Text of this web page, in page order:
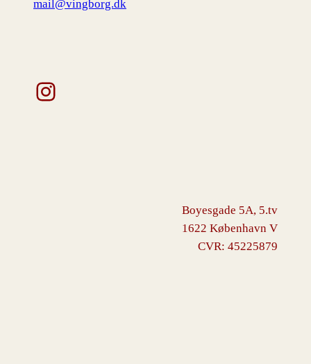
mail@vingborg.dk
Instagram
Boyesgade 5A, 5.tv
1622 København V
CVR: 45225879